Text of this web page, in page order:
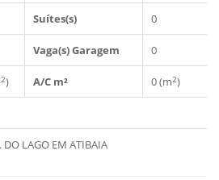
Suítes(s) 0
Vaga(s) Garagem 0
2) A/C m² 0 (m2)
DO LAGO EM ATIBAIA